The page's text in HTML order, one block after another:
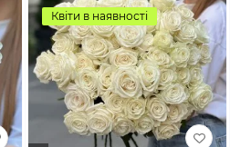
Квіти в наявності